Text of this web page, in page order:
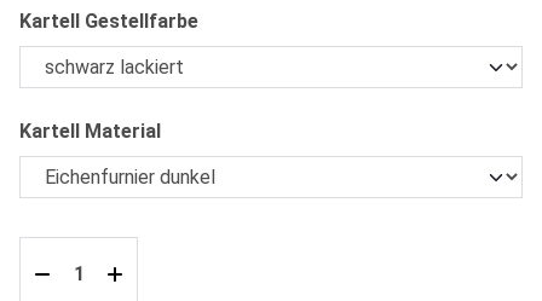
Kartell Gestellfarbeauswählen
Kartell Materialauswählen